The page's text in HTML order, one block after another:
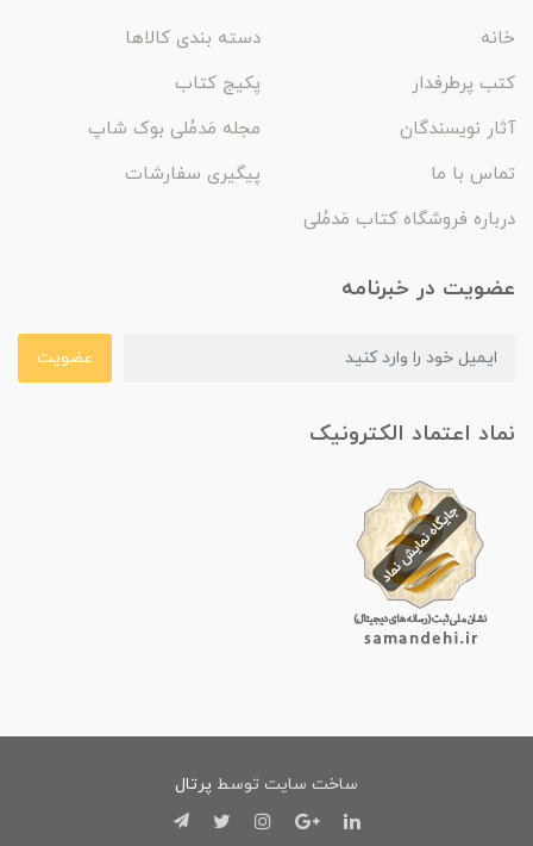
خانه
دسته بندی کالاها
کتب پرطرفدار
پکیج کتاب
آثار نویسندگان
مجله مَدمُلی بوک شاپ
تماس با ما
پیگیری سفارشات
درباره فروشگاه کتاب مَدمُلی
عضویت در خبرنامه
عضویت
نماد اعتماد الکترونیک
ساخت سایت توسط پرتال